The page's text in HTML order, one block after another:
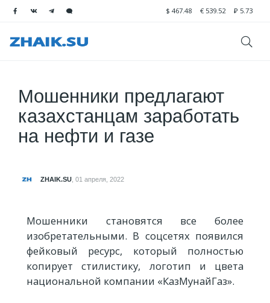
$ 467.48 € 539.52 ₽ 5.73
Мошенники предлагают
казахстанцам заработать
на нефти и газе
ZHAIK.SU 01 апреля, 2022
Мошенники становятся все более
изобретательными. В соцсетях появился
фейковый ресурс, который полностью
копирует стилистику, логотип и цвета
национальной компании «КазМунайГаз».